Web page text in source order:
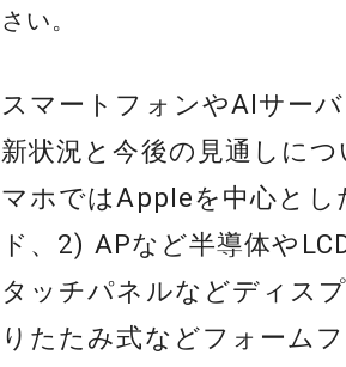
さい。
スマートフォンやAIサー
新状況と今後の見通しに
マホではAppleを中心とし
ド、2) APなど半導体や
タッチパネルなどディス
りたたみ式などフォーム